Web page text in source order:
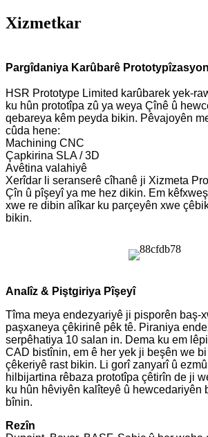
Xizmetkar
Pargîdaniya Karûbarê
HSR Prototype Limited karûbarek yek-
ku hûn prototîpa zû ya weya Çînê û
qebareya kêm peyda bikin. Pêvajoyên
cûda hene:
Machining CNC
Çapkirina SLA / 3D
Avêtina valahiyê
Xerîdar li seranserê cîhanê ji Xizmeta
Çîn û pîşeyî ya me hez dikin. Em
xwe re dibin alîkar ku parçeyên xwe
bikin.
Analîz & Piştgiriya Pîşeyî
Tîma meya endezyariyê ji pisporên baş-
paşxaneya çêkirinê pêk tê. Piraniya
serpêhatiya 10 salan in. Dema ku em
CAD bistînin, em ê her yek ji beşên we
çêkeriyê rast bikin. Li gorî zanyarî û
hilbijartina rêbaza prototîpa çêtirîn de ji
ku hûn hêviyên kalîteyê û hewcedariyên
bînin.
Rezîn